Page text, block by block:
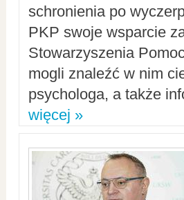
schronienia po
PKP swoje wsparcie
Stowarzyszenia
mogli znaleźć w nim
psychologa, a także
więcej »